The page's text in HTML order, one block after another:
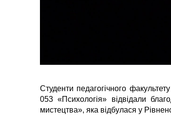
Студенти педагогічного
053 «Психологія» відвідали
мистецтва», яка відбулася у